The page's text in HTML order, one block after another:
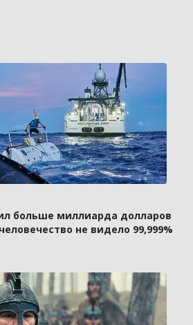
больше миллиарда долларов
не видело 99,999%